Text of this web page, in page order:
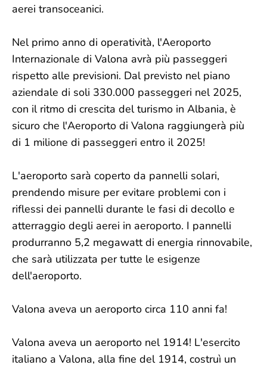
aerei transoceanici.
Nel primo anno di operatività, l'Aeroporto
Internazionale di Valona avrà più passeggeri
rispetto alle previsioni. Dal previsto nel piano
aziendale di soli 330.000 passeggeri nel 2025,
con il ritmo di crescita del turismo in Albania, è
sicuro che l'Aeroporto di Valona raggiungerà più
di 1 milione di passeggeri entro il 2025!
L'aeroporto sarà coperto da pannelli solari,
prendendo misure per evitare problemi con i
riflessi dei pannelli durante le fasi di decollo e
atterraggio degli aerei in aeroporto. I pannelli
produrranno 5,2 megawatt di energia rinnovabile,
che sarà utilizzata per tutte le esigenze
dell'aeroporto.
Valona aveva un aeroporto circa 110 anni fa!
Valona aveva un aeroporto nel 1914! L'esercito
italiano a Valona, alla fine del 1914, costruì un